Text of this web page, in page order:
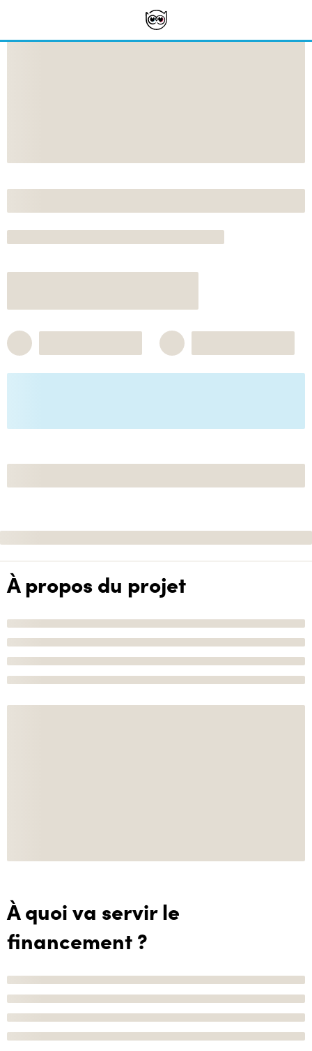
À propos du projet
À quoi va servir le
financement ?